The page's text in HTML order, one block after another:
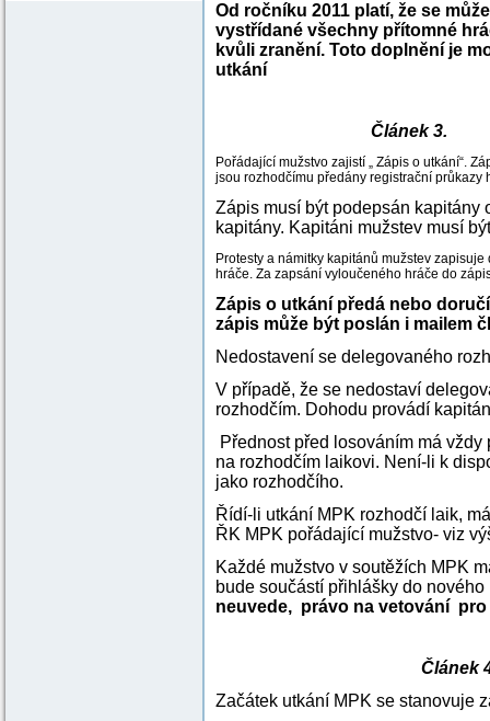
Od ročníku 2011 platí, že se
vystřídané všechny přítomné
kvůli zranění. Toto doplnění je
utkání
Článek 3.
Pořádající mužstvo zajistí „ Zápis o utkání“.
jsou rozhodčímu předány registrační průkazy
Zápis musí být podepsán kapitány
kapitány. Kapitáni mužstev musí
Protesty a námitky kapitánů mužstev
hráče. Za zapsání vyloučeného hráče do
Zápis o utkání předá nebo
zápis může být poslán i mailem
Nedostavení se delegovaného
V případě, že se nedostaví
rozhodčím. Dohodu provádí
Přednost před losováním má
na rozhodčím laikovi. Není-li k
jako rozhodčího.
Řídí-li utkání MPK rozhodčí laik,
ŘK MPK pořádající mužstvo- viz
Každé mužstvo v soutěžích MPK
bude součástí přihlášky do
neuvede, právo na vetování
Článek
Začátek utkání MPK se stanovuje